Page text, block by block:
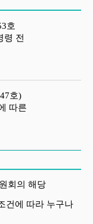
호
령 전
호)
따른
회의 해당
건에 따라 누구나